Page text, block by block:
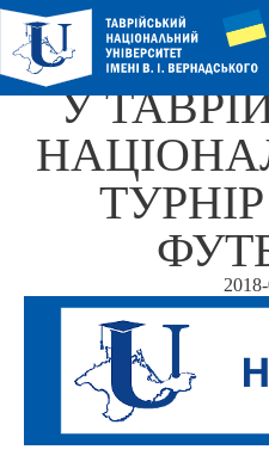
У